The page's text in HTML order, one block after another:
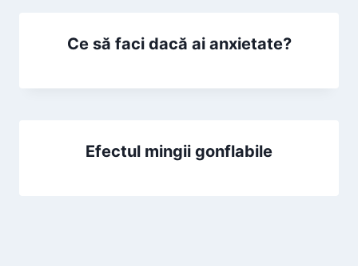
Ce să faci dacă ai anxietate?
Efectul mingii gonflabile